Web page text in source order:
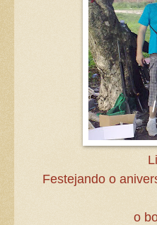
Festejando o
o